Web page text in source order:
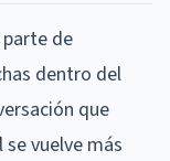
de
dentro del
que
vuelve más